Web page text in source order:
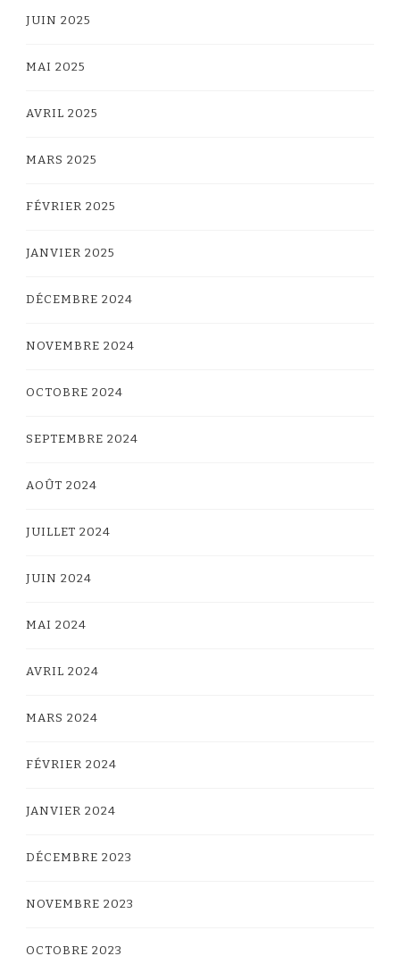
JUIN 2025
MAI 2025
AVRIL 2025
MARS 2025
FÉVRIER 2025
JANVIER 2025
DÉCEMBRE 2024
NOVEMBRE 2024
OCTOBRE 2024
SEPTEMBRE 2024
AOÛT 2024
JUILLET 2024
JUIN 2024
MAI 2024
AVRIL 2024
MARS 2024
FÉVRIER 2024
JANVIER 2024
DÉCEMBRE 2023
NOVEMBRE 2023
OCTOBRE 2023